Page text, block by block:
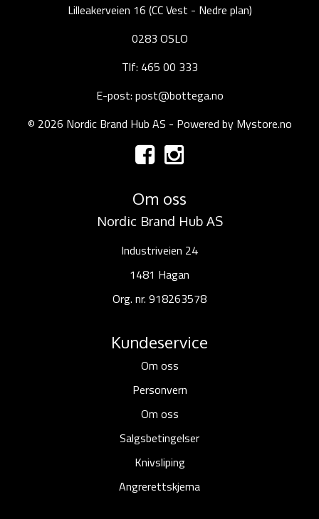
Lilleakerveien 16 (CC Vest - Nedre plan)
0283 OSLO
Tlf: 465 00 333
E-post: post@bottega.no
© 2026 Nordic Brand Hub AS - Powered by Mystore.no
Om oss
Nordic Brand Hub AS
Industriveien 24
1481 Hagan
Org. nr. 918263578
Kundeservice
Om oss
Personvern
Om oss
Salgsbetingelser
Knivsliping
Angrerettskjema